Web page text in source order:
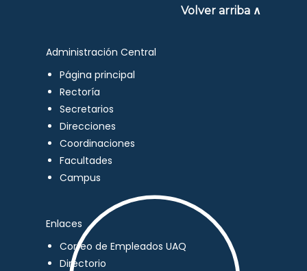
Volver arriba ∧
Administración Central
Página principal
Rectoría
Secretarios
Direcciones
Coordinaciones
Facultades
Campus
Enlaces
Correo de Empleados UAQ
Directorio